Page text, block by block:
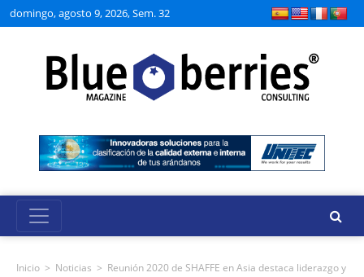
domingo, agosto 9, 2026, Sem. 32
Inicio > Noticias > Reunión 2020 de SHAFFE en Asia destaca liderazgo y